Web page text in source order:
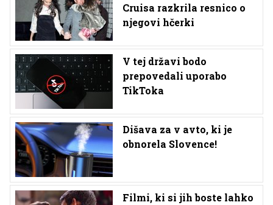
Cruisa razkrila resnico o
njegovi hčerki
V tej državi bodo
prepovedali uporabo
TikToka
Dišava za v avto, ki je
obnorela Slovence!
Filmi, ki si jih boste lahko